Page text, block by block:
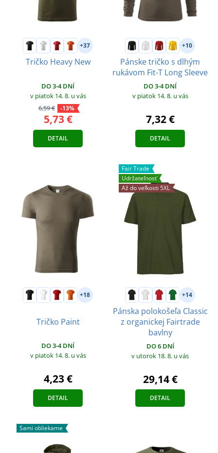
+37
Tričko Heavy New
DO 3-4 DNÍ
v piatok 14. 8. u vás
6,59 €
-13%
5,73 €
DETAIL
+10
Pánske tričko s dlhým
rukávom Fit-T Long Sleeve
DO 3-4 DNÍ
v piatok 14. 8. u vás
7,32 €
DETAIL
+18
Tričko Paint
DO 3-4 DNÍ
v piatok 14. 8. u vás
4,23 €
DETAIL
Fair Trade
Udržateľnosť
Až do veľkosti 5XL
+14
Pánska polokošeľa Classic
z organickej Fairtrade
bavlny
DO 6 DNÍ
v utorok 18. 8. u vás
29,14 €
DETAIL
Sami obliekame